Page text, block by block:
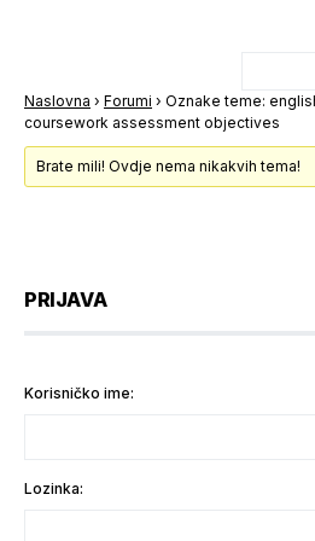
Naslovna › Forumi › Oznake teme:
coursework assessment objectives
Brate mili! Ovdje nema nikakvih tema!
PRIJAVA
Korisničko ime:
Lozinka: